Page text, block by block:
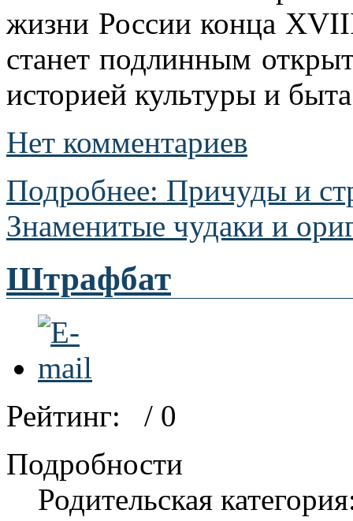
жизни России конца
станет подлинным
историей культуры и
Нет комментариев
Подробнее: Причуды и
Знаменитые чудаки и
Штрафбат
Рейтинг:
/ 0
Подробности
Родительская